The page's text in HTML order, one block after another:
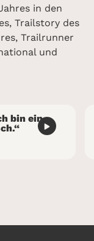
in den
Trailstory des
Trailrunner
und
bin ein